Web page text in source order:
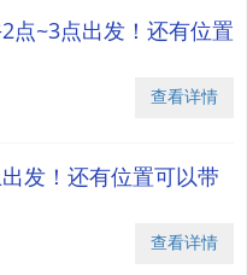
点~3点出发！还有位置
查看详情
发！还有位置可以带
查看详情